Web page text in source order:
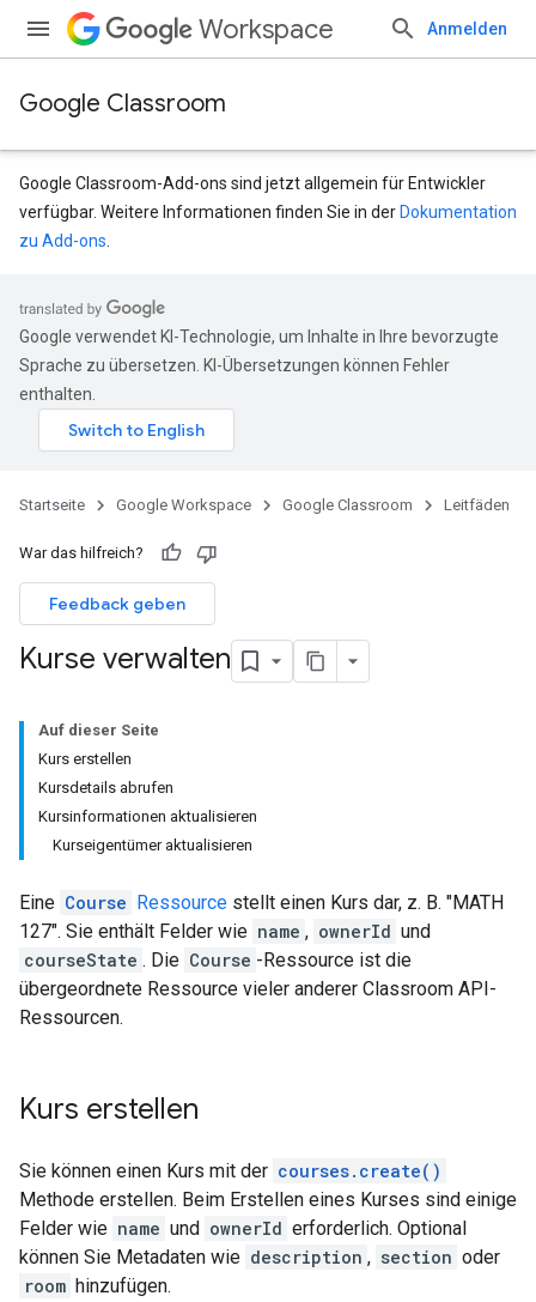
Workspace Anmelden
Google Classroom
Google Classroom-Add-ons sind jetzt allgemein für Entwickler
verfügbar. Weitere Informationen finden Sie in der Dokumentation
zu Add-ons
Google verwendet KI-Technologie, um Inhalte in Ihre bevorzugte
Sprache zu übersetzen. KI-Übersetzungen können Fehler
enthalten.
Startseite Google Workspace Google Classroom Leitfäden
War das hilfreich?
Feedback geben
Kurse verwalten
Auf dieser Seite
Kurs erstellen
Kursdetails abrufen
Kursinformationen aktualisieren
Kurseigentümer aktualisieren
Eine Course Ressource stellt einen Kurs dar, z. B. "MATH
127". Sie enthält Felder wie name , ownerId und
courseState . Die Course -Ressource ist die
übergeordnete Ressource vieler anderer Classroom API-
Ressourcen.
Kurs erstellen
Sie können einen Kurs mit der courses.create()
Methode erstellen. Beim Erstellen eines Kurses sind einige
Felder wie name und ownerId erforderlich. Optional
können Sie Metadaten wie description , section oder
room hinzufügen.